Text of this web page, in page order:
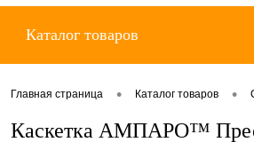
Каталог товаров
Главная страница • Каталог товаров •
Каскетка АМПАРО™